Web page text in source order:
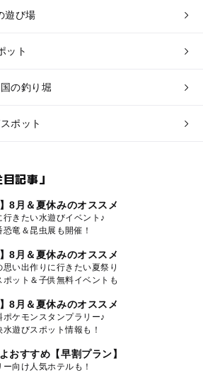
遊び場
ット
の釣り堀
ポット
記事」
】8月＆夏休みのオススメ
行きたい水遊びイベント♪
恐竜＆昆虫展も開催！
】8月＆夏休みのオススメ
思い出作りに行きたい夏祭り
ポット＆子供無料イベントも
】8月＆夏休みのオススメ
ポケモンスタンプラリー♪
水遊びスポット情報も！
おすすめ【早割プラン】
ー向け人気ホテルも！